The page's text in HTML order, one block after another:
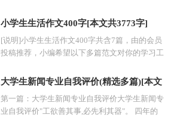
么写呢?...
小学生生活作文400字[本文共3773字]
[说明]小学生生活作文400字共含7篇，由的会员
投稿推荐，小编希望以下多篇范文对你的学习工
文400字这篇...
大学生新闻专业自我评价(精选多篇)[本文
共2849字]
第一篇：大学生新闻专业自我评价大学生新闻专
业自我评价"工欲善其事,必先利其器"。 四年的